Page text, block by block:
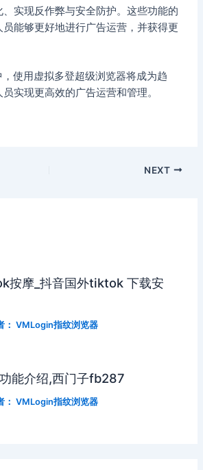
实现反作弊与安全防护。这些功能的
能够更好地进行广告运营，并获得更
使用虚拟多登超级浏览器将成为趋
实现更高效的广告运营和管理。
NEXT
按摩_抖音国外tiktok 下载安
： VMLogin指纹浏览器
能介绍,西门子fb287
： VMLogin指纹浏览器